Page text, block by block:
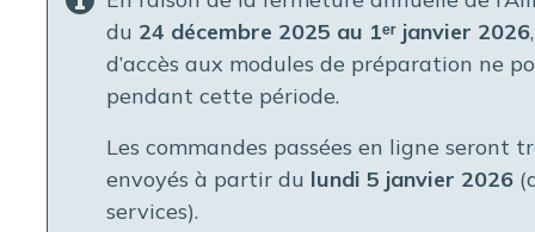
du 24 décembre 2025 au 1ᵉʳ janvier 2026
d’accès aux modules de préparation ne
pendant cette période.
Les commandes passées en ligne seront
envoyés à partir du lundi 5 janvier 2026
services).